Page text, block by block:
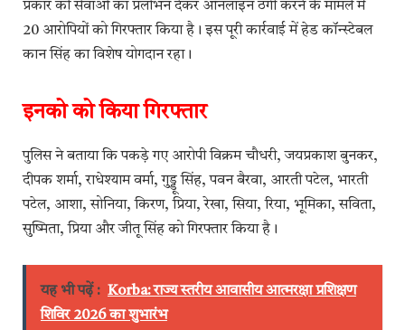
प्रकार की सेवाओं का प्रलोभन देकर ऑनलाइन ठगी करने के मामले में
20 आरोपियों को गिरफ्तार किया है। इस पूरी कार्रवाई में हेड कॉन्स्टेबल
कान सिंह का विशेष योगदान रहा।
इनको को किया गिरफ्तार
पुलिस ने बताया कि पकड़े गए आरोपी विक्रम चौधरी, जयप्रकाश बुनकर,
दीपक शर्मा, राधेश्याम वर्मा, गुड्डू सिंह, पवन बैरवा, आरती पटेल, भारती
पटेल, आशा, सोनिया, किरण, प्रिया, रेखा, सिया, रिया, भूमिका, सविता,
सुष्मिता, प्रिया और जीतू सिंह को गिरफ्तार किया है।
यह भी पढ़ें : Korba: राज्य स्तरीय आवासीय आत्मरक्षा प्रशिक्षण
शिविर 2026 का शुभारंभ